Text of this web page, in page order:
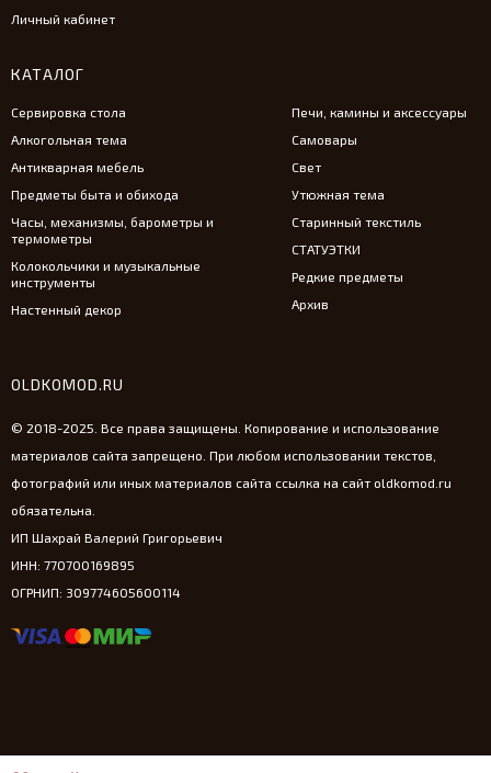
Личный кабинет
КАТАЛОГ
Сервировка стола
Алкогольная тема
Антикварная мебель
Предметы быта и обихода
Часы, механизмы, барометры и
термометры
Колокольчики и музыкальные
инструменты
Настенный декор
Печи, камины и аксессуары
Самовары
Свет
Утюжная тема
Старинный текстиль
СТАТУЭТКИ
Редкие предметы
Архив
OLDKOMOD.RU
© 2018-2025. Все права защищены. Копирование и использование
материалов сайта запрещено. При любом использовании текстов,
фотографий или иных материалов сайта ссылка на сайт oldkomod.ru
обязательна.
ИП Шахрай Валерий Григорьевич
ИНН: 770700169895
ОГРНИП: 309774605600114